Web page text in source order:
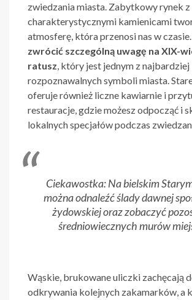
zwiedzania miasta. Zabytkowy rynek z
charakterystycznymi kamienicami
atmosferę, która przenosi nas w czasie.
zwrócić szczególną uwagę na XIX-
ratusz, który jest jednym z najbardziej
rozpoznawalnych symboli miasta.
oferuje również liczne kawiarnie i
restauracje, gdzie możesz odpocząć i
lokalnych specjałów podczas
Ciekawostka: Na bielskim
można odnaleźć ślady dawnej
żydowskiej oraz zobaczyć
średniowiecznych murów
Wąskie, brukowane uliczki zachęcają
odkrywania kolejnych zakamarków, a